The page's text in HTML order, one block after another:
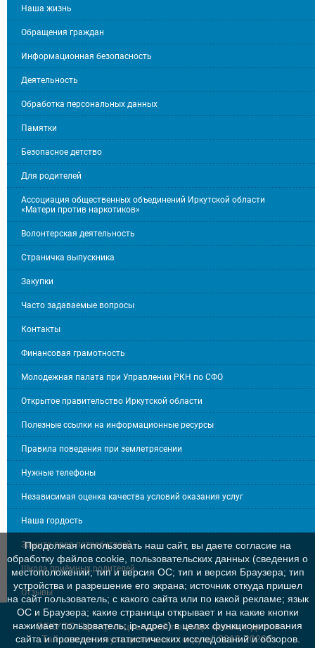
Наша жизнь
Обращения граждан
Информационная безопасность
Деятельность
Обработка персональных данных
Памятки
Безопасное детство
Для родителей
Ассоциация общественных объединений Иркутской области
«Матери против наркотиков»
Волонтерская деятельность
Страничка выпускника
Закупки
Часто задаваемые вопросы
Контакты
Финансовая грамотность
Молодежная палата при Управлении РКН по СФО
Открытое правительство Иркутской области
Полезные ссылки на информационные ресурсы
Правила поведения при землетрясении
Нужные телефоны
Независимая оценка качества условий оказания услуг
Наша гордость
Защита прав потребителей
Школа приёмных родителей
Отзывы
ОГКУСО "Центр социальной помощи семье и детям
Тайшетского мунициапльного округа" 2013-2026©
Продолжая использовать наш сайт, вы даете согласие на
обработку файлов cookie, пользовательских данных (сведения о
местоположении; тип и версия ОС; тип и версия Браузера; тип
устройства и разрешение его экрана; источник откуда пришел
на сайт пользователь; с какого сайта или по какой рекламе; язык
ОС и Браузера; какие страницы открывает и на какие кнопки
нажимает пользователь; ip-адрес) в целях функционирования
сайта и проведения статистических исследований и обзоров.